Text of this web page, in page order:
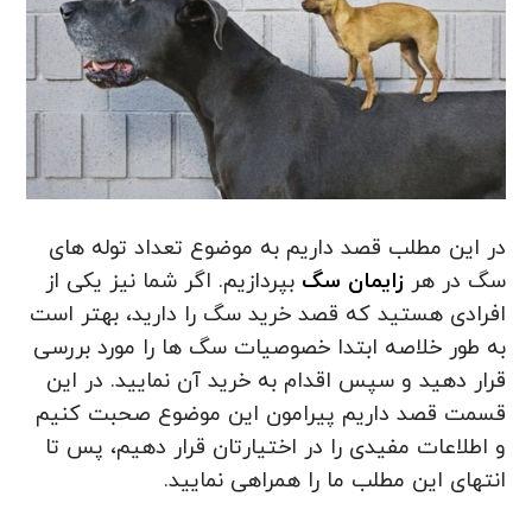
در این مطلب قصد داریم به موضوع تعداد توله های
سگ در هر زایمان سگ بپردازیم. اگر شما نیز یکی از
افرادی هستید که قصد خرید سگ را دارید، بهتر است
به طور خلاصه ابتدا خصوصیات سگ ها را مورد بررسی
قرار دهید و سپس اقدام به خرید آن نمایید. در این
قسمت قصد داریم پیرامون این موضوع صحبت کنیم
و اطلاعات مفیدی را در اختیارتان قرار دهیم، پس تا
انتهای این مطلب ما را همراهی نمایید‌.